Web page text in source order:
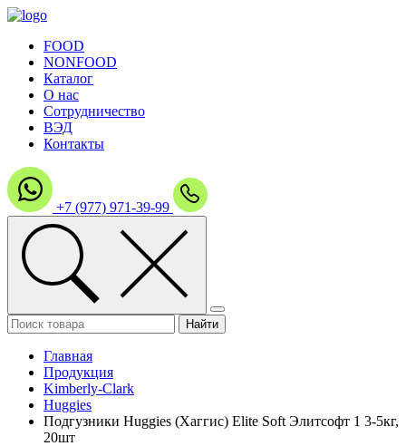
FOOD
NONFOOD
Каталог
О нас
Сотрудничество
ВЭД
Контакты
+7 (977) 971-39-99
Главная
Продукция
Kimberly-Clark
Huggies
Подгузники Huggies (Хаггис) Elite Soft Элитсофт 1 3-5кг,
20шт